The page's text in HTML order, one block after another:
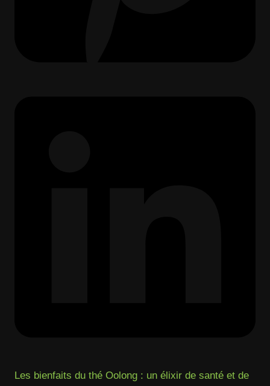
Les bienfaits du thé Oolong : un élixir de santé et de